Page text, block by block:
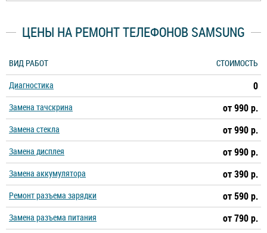
ЦЕНЫ НА РЕМОНТ ТЕЛЕФОНОВ SAMSUNG
ВИД РАБОТ
СТОИМОСТЬ
Диагностика
0
Замена тачскрина от 990 р.
Замена стекла от 990 р.
Замена дисплея от 990 р.
Замена аккумулятора от 390 р.
Ремонт разъема зарядки от 590 р.
Замена разъема питания от 790 р.